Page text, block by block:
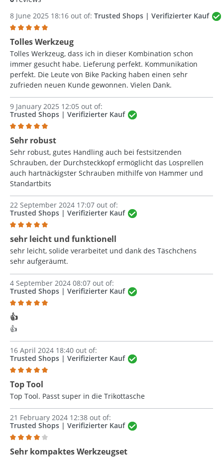
8 June 2025 18:16 out of: Trusted Shops | Verifizierter Kauf
Review with rating of 5 out of 5 stars
Tolles Werkzeug
Tolles Werkzeug, dass ich in dieser Kombination schon
immer gesucht habe. Lieferung perfekt. Kommunikation
perfekt. Die Leute von Bike Packing haben einen sehr
zufrieden neuen Kunde gewonnen. Vielen Dank.
9 January 2025 12:05 out of:
Trusted Shops | Verifizierter Kauf
Review with rating of 5 out of 5 stars
Sehr robust
Sehr robust, gutes Handling auch bei festsitzenden
Schrauben, der Durchsteckkopf ermöglicht das Losprellen
auch hartnäckigster Schrauben mithilfe von Hammer und
Standartbits
22 September 2024 17:07 out of:
Trusted Shops | Verifizierter Kauf
Review with rating of 5 out of 5 stars
sehr leicht und funktionell
sehr leicht, solide verarbeitet und dank des Täschchens
sehr aufgeräumt.
4 September 2024 08:07 out of:
Trusted Shops | Verifizierter Kauf
Review with rating of 5 out of 5 stars
👍
👍
16 April 2024 18:40 out of:
Trusted Shops | Verifizierter Kauf
Review with rating of 5 out of 5 stars
Top Tool
Top Tool. Passt super in die Trikottasche
21 February 2024 12:38 out of:
Trusted Shops | Verifizierter Kauf
Review with rating of 4 out of 5 stars
Sehr kompaktes Werkzeugset